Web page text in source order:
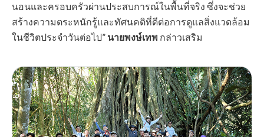
นอนและครอบครัวผ่านประสบการณ์ในพื้นที่จริง ซึ่งจะช่วย
สร้างความตระหนักรู้และทัศนคติที่ดีต่อการดูแลสิ่งแวดล้อม
ในชีวิตประจำวันต่อไป” นายพงษ์เทพ กล่าวเสริม